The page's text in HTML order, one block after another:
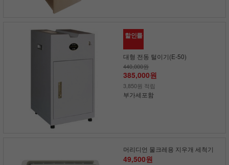
할인률
대형 전동 털이기(E-50)
440,000원
385,000원
3,850원 적립
부가세포함
머리디언 물크레용 지우개 세척기
49,500원